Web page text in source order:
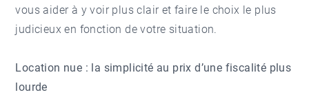
vous aider à y voir plus clair et faire le choix le plus
judicieux en fonction de votre situation.
Location nue : la simplicité au prix d’une fiscalité plus
lourde